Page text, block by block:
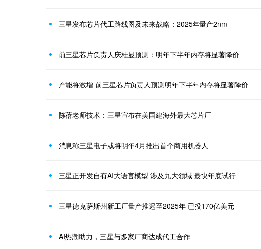
三星发布芯片代工路线图及未来战略：2025年量产2nm
前三星芯片负责人庆桂显预测：明年下半年内存将显著降价
产能将激增 前三星芯片负责人预测明年下半年内存将显著降价
陈蓓老师技术：三星宣布在美国建海外最大芯片厂
消息称三星电子或将明年4月推出首个商用机器人
三星正开发自有AI大语言模型 涉及九大领域 最快年底试行
三星德克萨斯州新工厂量产推迟至2025年 已投170亿美元
AI热潮助力，三星与多家厂商达成代工合作